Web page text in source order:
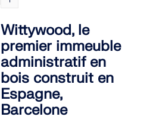
Wittywood, le
premier immeuble
administratif en
bois construit en
Espagne,
Barcelone